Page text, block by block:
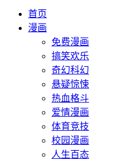
首页
漫画
免费漫画
搞笑欢乐
奇幻科幻
悬疑惊悚
热血格斗
爱情漫画
体育竞技
校园漫画
人生百态